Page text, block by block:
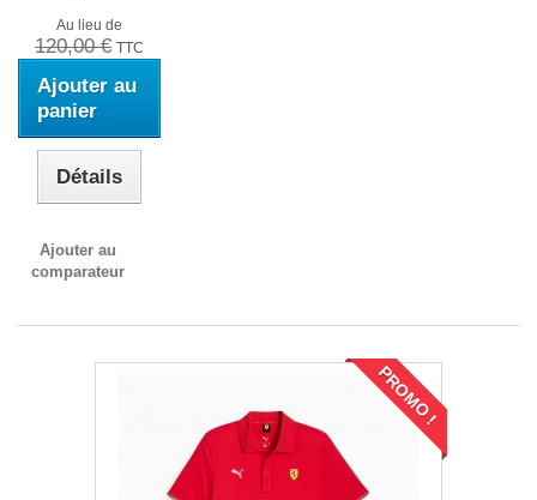
Au lieu de
120,00 € TTC
Ajouter au
panier
Détails
Ajouter au
comparateur
PROMO !